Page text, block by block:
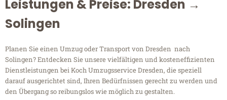
Leistungen & Preise: Dresden →
Solingen
Planen Sie einen Umzug oder Transport von Dresden nach
Solingen? Entdecken Sie unsere vielfältigen und kosteneffizienten
Dienstleistungen bei Koch Umzugsservice Dresden, die speziell
darauf ausgerichtet sind, Ihren Bedürfnissen gerecht zu werden und
den Übergang so reibungslos wie möglich zu gestalten.